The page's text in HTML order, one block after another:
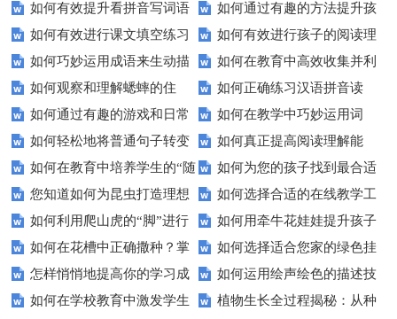
动物观察习作？
五个技巧让你成为诗歌鉴赏高
手！
如何有效提升看拼音写词语
的能力？这些技巧你必须知道！
如何通过有趣的方法提升孩
子的组词能力？
如何有效进行课文填空练习
以提升学习效率？
如何有效进行孩子的阅读理
解练习？
如何巧妙运用成语来生动描
写人物？
如何在教育中高效收集并利
用全国人民抗击非典的历史资
料？
如何观察和理解蟋蟀的住
宅？探索小昆虫的大智慧
如何正确练习汉语拼音读
音？这些技巧让你事半功倍！
如何通过有趣的游戏和日常
练习有效提升拼写能力？
如何在教学中巧妙运用词
语？提升学生语言表达力的五大
技巧
如何轻松地将普通句子转变
为充满趣味的拟人句？
如何真正提高阅读理解能
力？试试这5个技巧！
如何在教育中培养学生的“随
遇而安”心态？
如何为您的孩子找到最合适
的教育路径？——家长必读
您知道如何为昆虫打造理想
家园吗？——轻松DIY昆虫住宅
指南
如何选择合适的在线教学工
具来提高课堂互动性？
如何利用爬山虎的“脚”进行
城市绿化？——吸盘功能解析
如何用牵牛花娃娃提升孩子
的自然认知？
如何在花槽中正确撒种？掌
握这些技巧让你轻松养花
如何选择适合您家的绿色挂
毯？打造自然舒适的居住空间
怎样悄悄地提高你的学习成
绩？揭秘不为人知的学习秘籍
如何运用绘声绘色的描述技
巧来提高课堂教学效果？
如何在学校教育中激发学生
植物生长全过程揭秘：从种